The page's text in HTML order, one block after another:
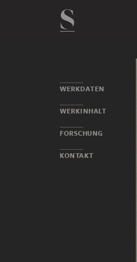
WERKDATEN
WERKINHALT
FORSCHUNG
KONTAKT